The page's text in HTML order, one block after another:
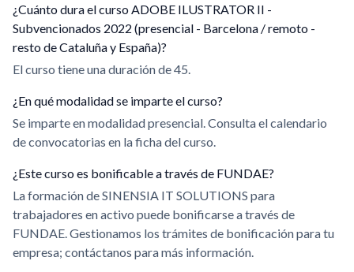
¿Cuánto dura el curso ADOBE ILUSTRATOR II -
Subvencionados 2022 (presencial - Barcelona / remoto -
resto de Cataluña y España)?
El curso tiene una duración de 45.
¿En qué modalidad se imparte el curso?
Se imparte en modalidad presencial. Consulta el calendario
de convocatorias en la ficha del curso.
¿Este curso es bonificable a través de FUNDAE?
La formación de SINENSIA IT SOLUTIONS para
trabajadores en activo puede bonificarse a través de
FUNDAE. Gestionamos los trámites de bonificación para tu
empresa; contáctanos para más información.